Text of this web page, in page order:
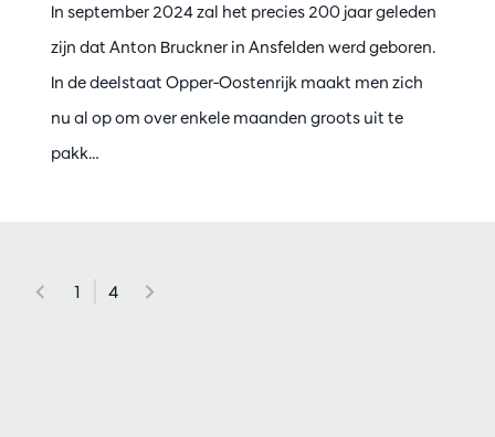
In september 2024 zal het precies 200 jaar geleden
zijn dat Anton Bruckner in Ansfelden werd geboren.
In de deelstaat Opper-Oostenrijk maakt men zich
nu al op om over enkele maanden groots uit te
pakk…
1 4